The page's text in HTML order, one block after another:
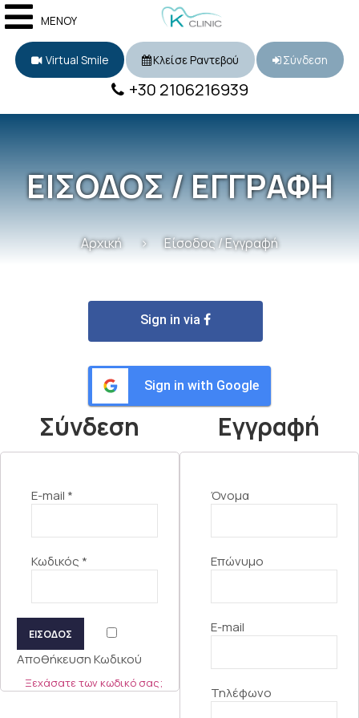
ΜΕΝΟΥ
Virtual Smile Κλείσε Ραντεβού Σύνδεση
+30 2106216939
ΕΙΣΟΔΟΣ / ΕΓΓΡΑΦΗ
Αρχική Είσοδος / Εγγραφή
Sign in via
Sign in with Google
Σύνδεση
E-mail *
Κωδικός *
ΕΙΣΟΔΟΣ
Αποθήκευση Κωδικού
Ξεχάσατε των κωδικό σας;
Εγγραφή
Όνομα
Επώνυμο
E-mail
Τηλέφωνο